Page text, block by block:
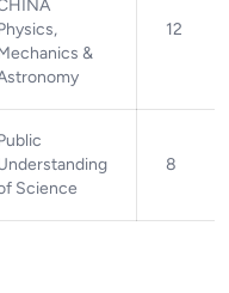
&
12
Science
8